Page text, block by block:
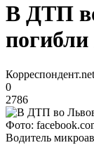
В ДТП
погибли
0
2786
Фото:
Водитель